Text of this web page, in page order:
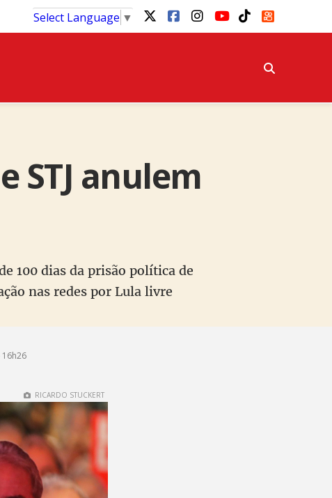
Select Language ▼
STJ anulem
100 dias da prisão política de
nas redes por Lula livre
16h26
RICARDO STUCKERT